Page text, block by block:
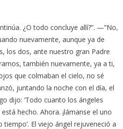
¿O todo concluye allí?”. —”No,
nuevamente, aunque ya de
los dos, ante nuestro gran Padre
también nuevamente, ya a ti,
que colmaban el cielo, no sé
juntando la noche con el día, el
dijo: ‘Todo cuanto los ángeles
hecho. Ahora. ¡lámanse el uno
El viejo ángel rejuveneció a